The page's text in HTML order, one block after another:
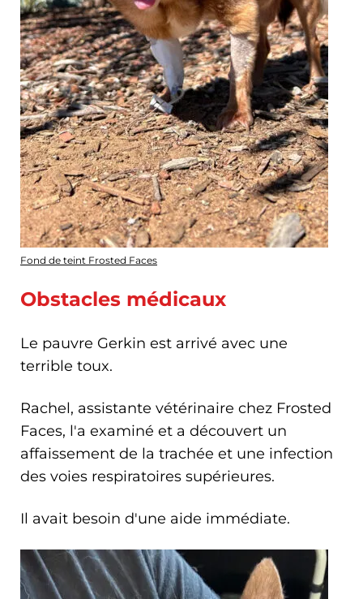
Fond de teint Frosted Faces
Obstacles médicaux
Le pauvre Gerkin est arrivé avec une
terrible toux.
Rachel, assistante vétérinaire chez Frosted
Faces, l'a examiné et a découvert un
affaissement de la trachée et une infection
des voies respiratoires supérieures.
Il avait besoin d'une aide immédiate.